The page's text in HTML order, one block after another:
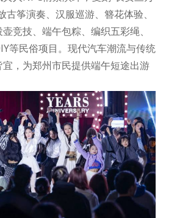
古筝演奏、汉服巡游、簪花体验、
竞技、端午包粽、编织五彩绳、
等民俗项目。现代汽车潮流与传统
，为郑州市民提供端午短途出游